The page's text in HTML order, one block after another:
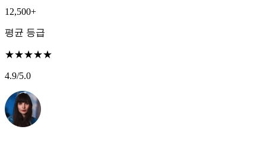
12,500+
평균 등급
★★★★★
4.9/5.0